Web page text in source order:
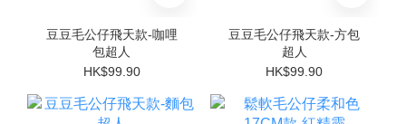
豆豆毛公仔飛天款-咖哩
包超人
HK$99.90
豆豆毛公仔飛天款-方包
超人
HK$99.90